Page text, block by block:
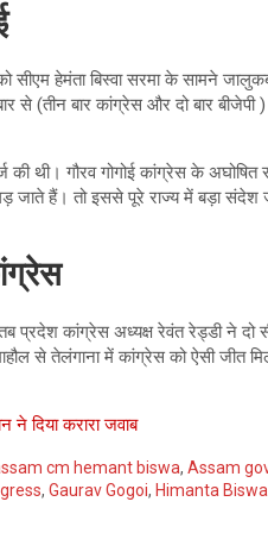
सीएम हेमंता बिस्वा सरमा के सामने
से (तीन बार कांग्रेस और दो बार
थी। गौरव गोगोई कांग्रेस के
जाते हैं। तो इससे पूरे राज्य में बड़ा संदेश
प्रदेश कांग्रेस अध्यक्ष रेवंत रेड्डी ने
से तेलंगाना में कांग्रेस को ऐसी जीत
ने दिया करारा जवाब
cm hemant biswa, Assam
, Gaurav Gogoi, Himanta